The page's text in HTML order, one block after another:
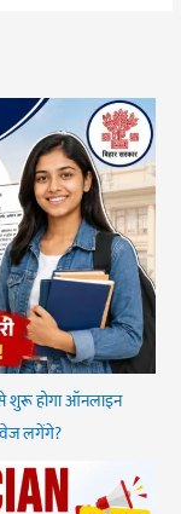
शुरू होगा ऑनलाइन
लगेंगे?